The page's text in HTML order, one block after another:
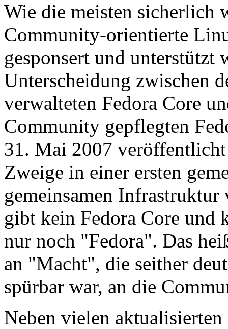
Wie die meisten sicherlich
Community-orientierte
gesponsert und unterstützt
Unterscheidung zwischen
verwalteten Fedora Core
Community gepflegten
31. Mai 2007
Zweige in einer ersten
gemeinsamen Infrastruktur
gibt kein Fedora Core und
nur noch "Fedora". Das
an "Macht", die seither
spürbar war, an die
Neben vielen